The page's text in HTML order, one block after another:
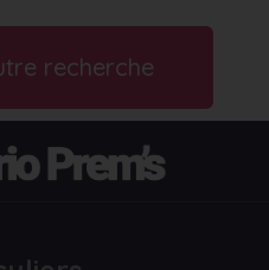
recherche